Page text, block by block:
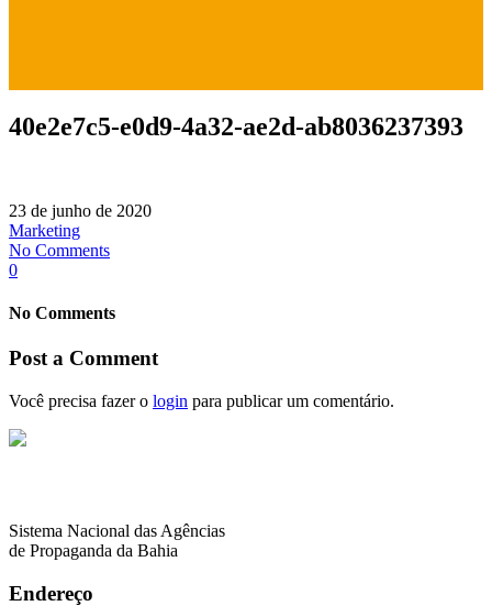
40e2e7c5-e0d9-4a32-ae2d-ab8036237393
23 de junho de 2020
Marketing
No Comments
0
No Comments
Post a Comment
Você precisa fazer o login para publicar um comentário.
Sistema Nacional das Agências
de Propaganda da Bahia
Endereço